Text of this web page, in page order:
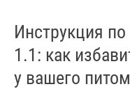
Инструкция
1.1: как
у вашего